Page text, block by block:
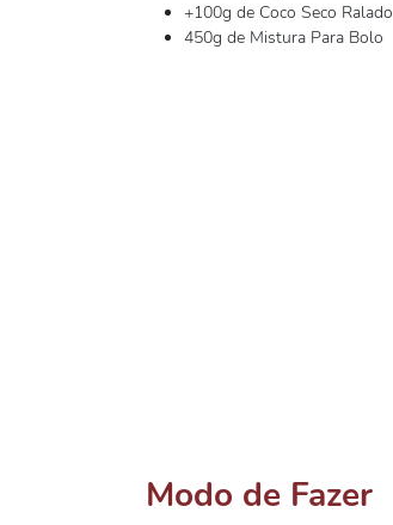
+100g de Coco Seco Ralado
450g de Mistura Para Bolo
Modo de Fazer